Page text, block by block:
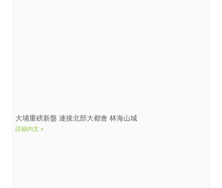
大埔重磅新盤 連接北部大都會 林海山城
詳細內文 »